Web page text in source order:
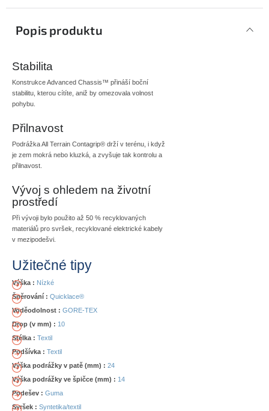
Popis produktu
Stabilita
Konstrukce Advanced Chassis™ přináší boční
stabilitu, kterou cítíte, aniž by omezovala volnost
pohybu.
Přilnavost
Podrážka All Terrain Contagrip® drží v terénu, i když
je zem mokrá nebo kluzká, a zvyšuje tak kontrolu a
přilnavost.
Vývoj s ohledem na životní
prostředí
Při vývoji bylo použito až 50 % recyklovaných
materiálů pro svršek, recyklované elektrické kabely
v mezipodešvi.
Užitečné tipy
Výška : Nízké
Šněrování : Quicklace®
Voděodolnost : GORE-TEX
Drop (v mm) : 10
Stélka : Textil
Podšívka : Textil
Výška podrážky v patě (mm) : 24
Výška podrážky ve špičce (mm) : 14
Podešev : Guma
Svršek : Syntetika/textil